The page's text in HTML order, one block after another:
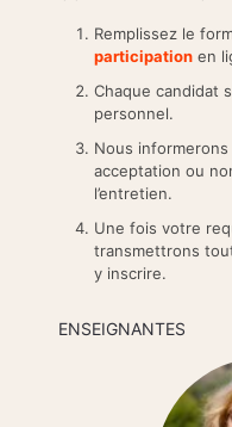
Remplissez le
participation en
Chaque candidat
personnel.
Nous
acceptation ou
l’entretien.
Une fois votre
transmettrons
y inscrire.
ENSEIGNANTES